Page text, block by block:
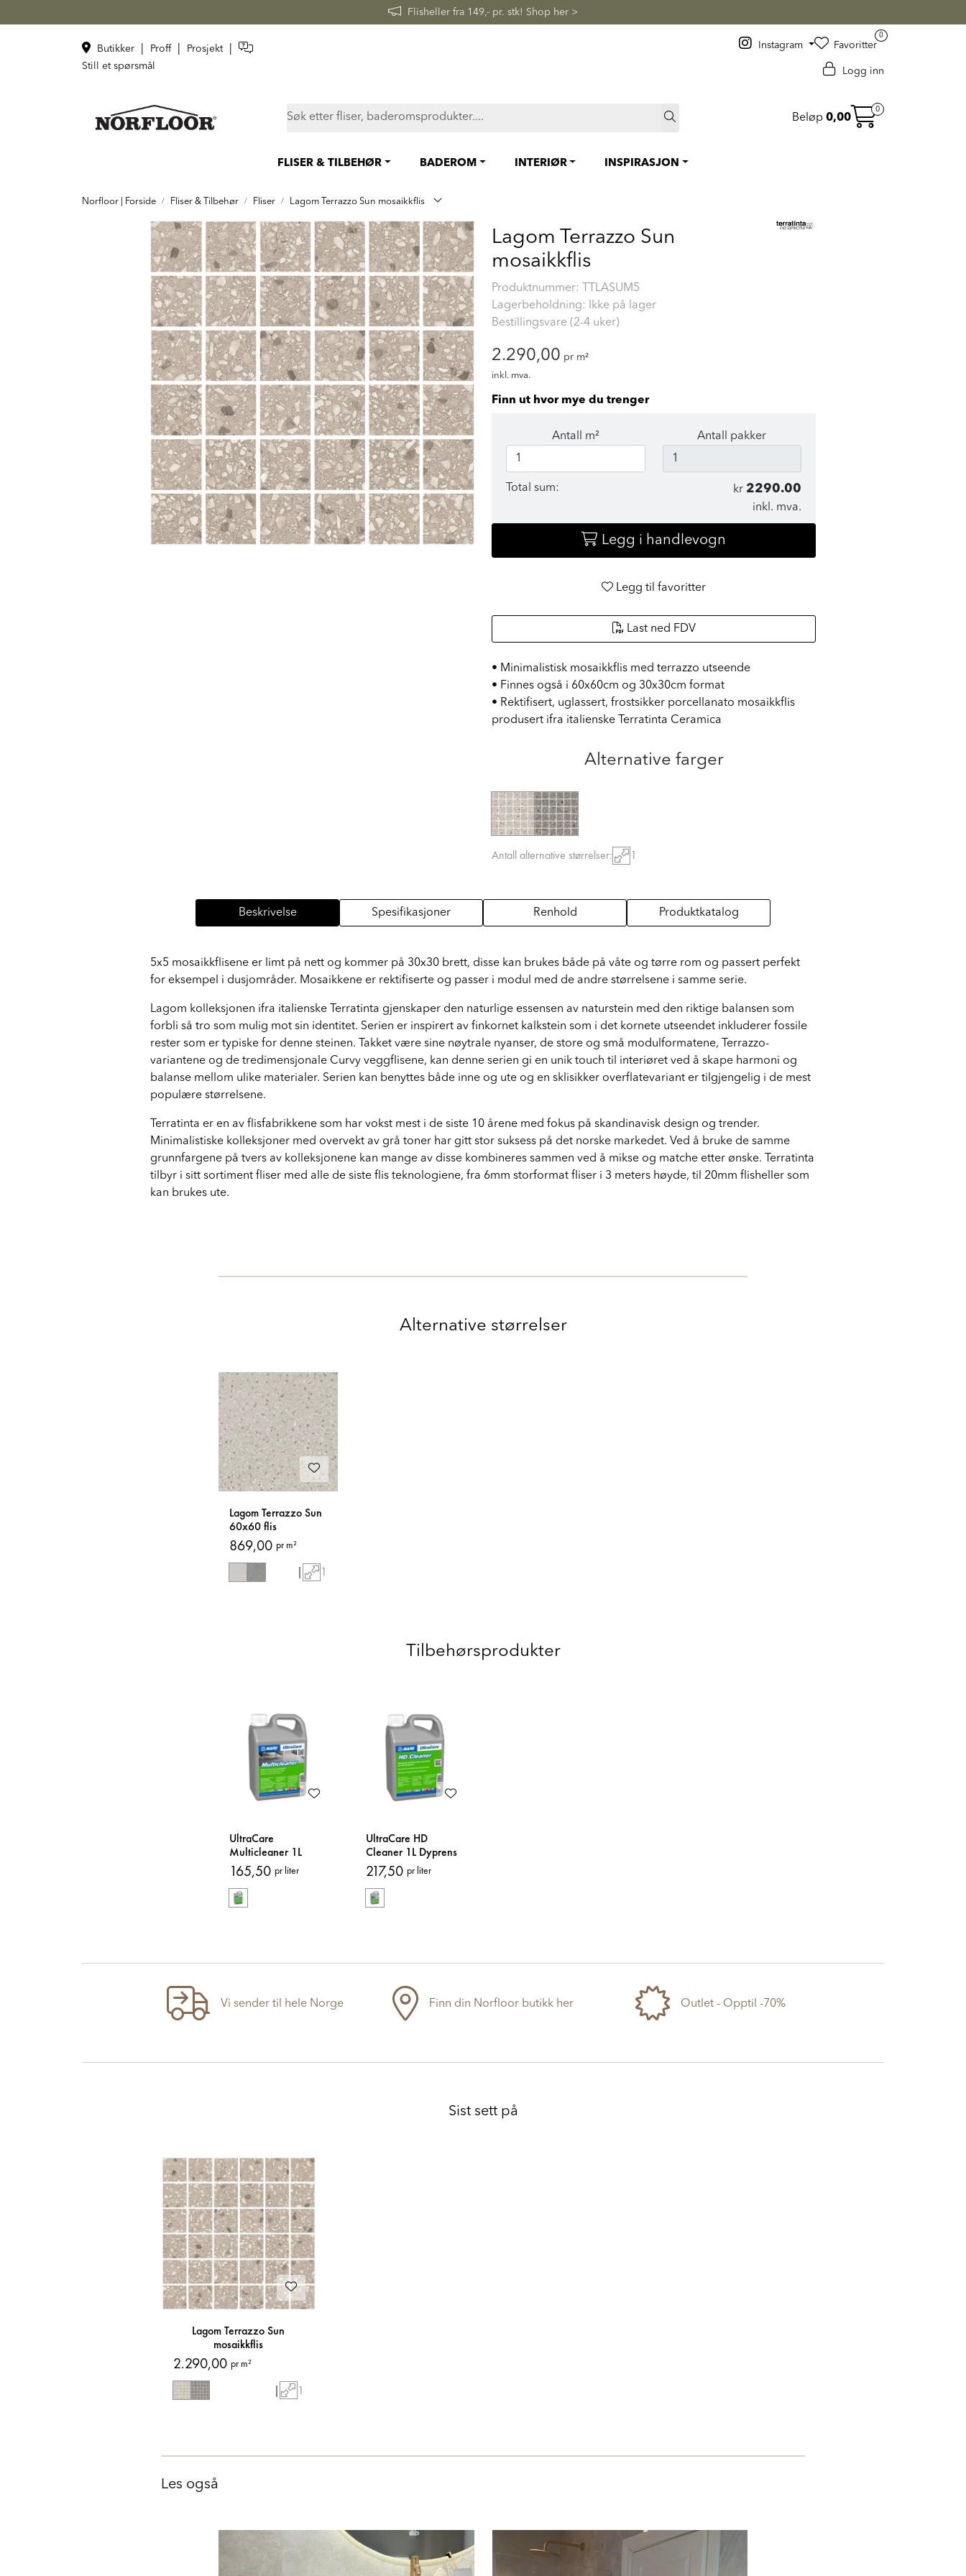
FAST LAVPRIS på en rekke fliser og baderomsprodukter. Shop her >
Butikker Proff Prosjekt
Still et spørsmål
Instagram
0
Favoritter
Logg inn
Beløp 0,00
0
FLISER & TILBEHØR BADEROM INTERIØR INSPIRASJON
Norfloor | Forside Fliser & Tilbehør Fliser Lagom Terrazzo Sun mosaikkflis
Lagom Terrazzo Sun
mosaikkflis
Produktnummer:
TTLASUM5
Lagerbeholdning: Ikke på lager
Bestillingsvare (2-4 uker)
2.290,00 pr m²
inkl. mva.
Finn ut hvor mye du trenger
Antall m² Antall pakker
Total sum: kr 2290.00
inkl. mva.
Legg i handlevogn
Legg til favoritter
Last ned FDV
• Minimalistisk mosaikkflis med terrazzo utseende
• Finnes også i 60x60cm og 30x30cm format
• Rektifisert, uglassert, frostsikker porcellanato mosaikkflis
produsert ifra italienske Terratinta Ceramica
Alternative farger
Antall alternative størrelser: 1
Beskrivelse Spesifikasjoner Renhold Produktkatalog
5x5 mosaikkflisene er limt på nett og kommer på 30x30 brett, disse kan brukes både på våte og tørre rom og passert perfekt
for eksempel i dusjområder. Mosaikkene er rektifiserte og passer i modul med de andre størrelsene i samme serie.
Lagom kolleksjonen ifra italienske Terratinta gjenskaper den naturlige essensen av naturstein med den riktige balansen som
forbli så tro som mulig mot sin identitet. Serien er inspirert av finkornet kalkstein som i det kornete utseendet inkluderer fossile
rester som er typiske for denne steinen. Takket være sine nøytrale nyanser, de store og små modulformatene, Terrazzo-
variantene og de tredimensjonale Curvy veggflisene, kan denne serien gi en unik touch til interiøret ved å skape harmoni og
balanse mellom ulike materialer. Serien kan benyttes både inne og ute og en sklisikker overflatevariant er tilgjengelig i de mest
populære størrelsene.
Terratinta er en av flisfabrikkene som har vokst mest i de siste 10 årene med fokus på skandinavisk design og trender.
Minimalistiske kolleksjoner med overvekt av grå toner har gitt stor suksess på det norske markedet. Ved å bruke de samme
grunnfargene på tvers av kolleksjonene kan mange av disse kombineres sammen ved å mikse og matche etter ønske. Terratinta
tilbyr i sitt sortiment fliser med alle de siste flis teknologiene, fra 6mm storformat fliser i 3 meters høyde, til 20mm flisheller som
kan brukes ute.
Alternative størrelser
Lagom Terrazzo Sun
60x60 flis
869,00 pr m²
| 1
Tilbehørsprodukter
UltraCare
Multicleaner 1L
Rengjøringsmiddel
165,50 pr liter
UltraCare HD
Cleaner 1L Dyprens
217,50 pr liter
Vi sender til hele Norge Finn din Norfloor butikk her Outlet - Opptil -70%
Sist sett på
Lagom Terrazzo Sun
mosaikkflis
2.290,00 pr m²
| 1
Les også